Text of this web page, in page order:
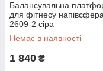
Балансувальна
для фітнесу
2609-2 сіра
Немає в наявності
1 840 ₴